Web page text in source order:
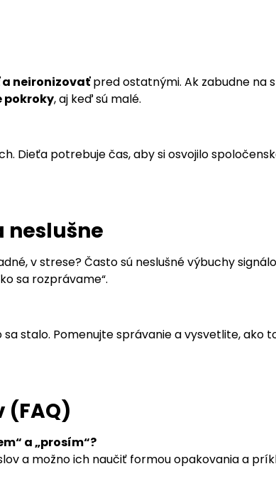
neironizovaťpred ostatnými. Ak zabudne na
pokroky, aj keď sú malé.
Dieťa potrebuje čas, aby si osvojilo
neslušne
v strese? Často sú neslušné výbuchy
sa rozprávame“.
stalo. Pomenujte správanie a vysvetlite, ako
(FAQ)
a „prosím“?
a možno ich naučiť formou opakovania a